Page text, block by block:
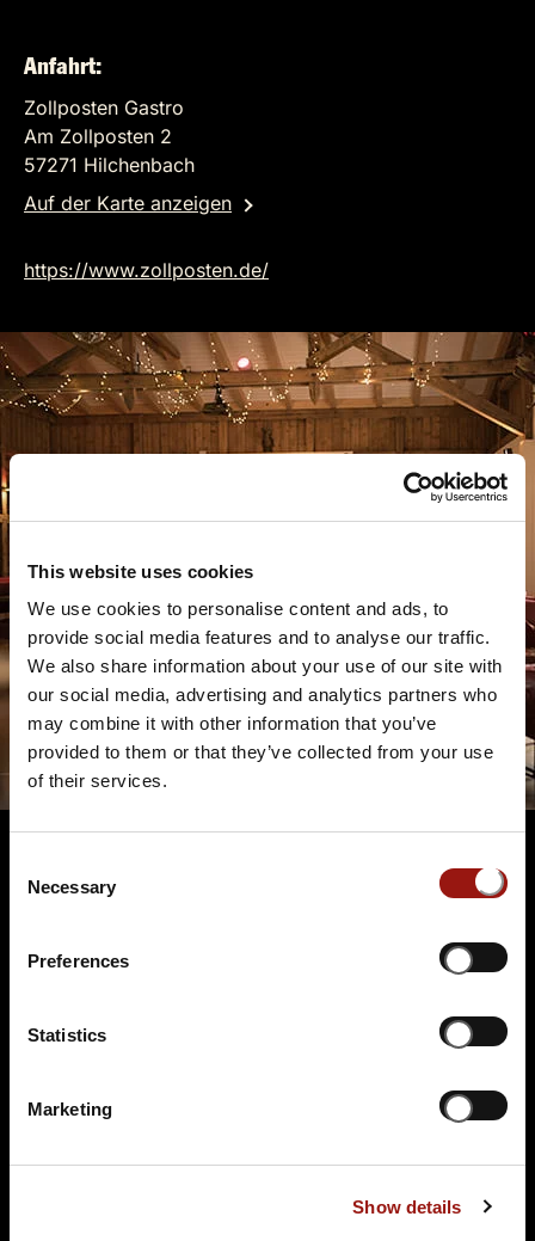
This website uses cookies
We use cookies to personalise content and ads, to
provide social media features and to analyse our traffic.
We also share information about your use of our site with
our social media, advertising and analytics partners who
may combine it with other information that you’ve
provided to them or that they’ve collected from your use
of their services.
Selection
Necessary
Preferences
Statistics
Marketing
Show details
Anfahrt:
Zollposten Gastro
Am Zollposten 2
57271 Hilchenbach
Auf der Karte anzeigen
https://www.zollposten.de/